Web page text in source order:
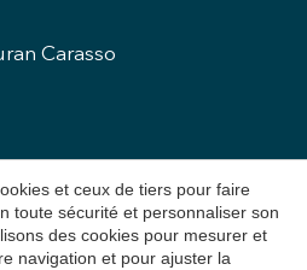
à Barcelone
et ceux de tiers pour faire
toute sécurité et personnaliser son
des cookies pour mesurer et
navigation et pour ajuster la